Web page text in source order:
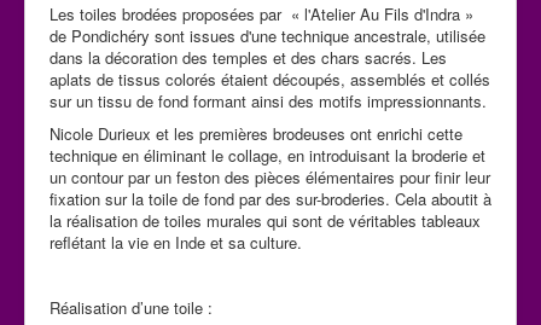
Les toiles brodées proposées par « l'Atelier Au Fils d'Indra »
de Pondichéry sont issues d'une technique ancestrale, utilisée
dans la décoration des temples et des chars sacrés. Les
aplats de tissus colorés étaient découpés, assemblés et collés
sur un tissu de fond formant ainsi des motifs impressionnants.
Nicole Durieux et les premières brodeuses ont enrichi cette
technique en éliminant le collage, en introduisant la broderie et
un contour par un feston des pièces élémentaires pour finir leur
fixation sur la toile de fond par des sur-broderies. Cela aboutit à
la réalisation de toiles murales qui sont de véritables tableaux
reflétant la vie en Inde et sa culture.
Réalisation d’une toile :